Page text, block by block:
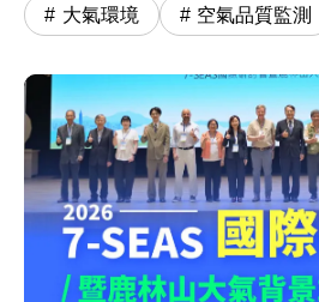
大氣環境 空氣品質監測